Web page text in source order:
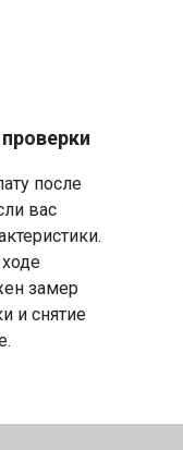
после
вас
замер
и снятие